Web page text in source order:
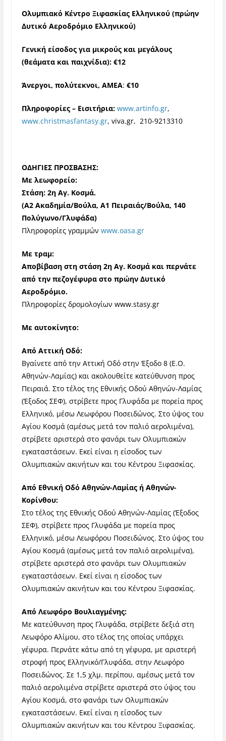
Ολυμπιακό Κέντρο Ξιφασκίας Ελληνικού (πρώην
Δυτικό Αεροδρόμιο Ελληνικού)
Γενική είσοδος για μικρούς και μεγάλους
(θεάματα και παιχνίδια): €12
Άνεργοι, πολύτεκνοι, ΑΜΕΑ: €10
Πληροφορίες – Εισιτήρια: www.artinfo.gr,
www.christmasfantasy.gr, viva.gr, 210-9213310
ΟΔΗΓΙΕΣ ΠΡΟΣΒΑΣΗΣ:
Με λεωφορείο:
Στάση: 2η Αγ. Κοσμά.
(Α2 Ακαδημία/Βούλα, A1 Πειραιάς/Βούλα, 140
Πολύγωνο/Γλυφάδα)
Πληροφορίες γραμμών www.oasa.gr
Με τραμ:
Αποβίβαση στη στάση 2η Αγ. Κοσμά και περνάτε
από την πεζογέφυρα στο πρώην Δυτικό
Αεροδρόμιο.
Πληροφορίες δρομολογίων www.stasy.gr
Με αυτοκίνητο:
Από Αττική Οδό:
Βγαίνετε από την Αττική Οδό στην Έξοδο 8 (E.O.
Αθηνών-Λαμίας) και ακολουθείτε κατεύθυνση προς
Πειραιά. Στο τέλος της Εθνικής Οδού Αθηνών-Λαμίας
(Έξοδος ΣΕΦ), στρίβετε προς Γλυφάδα με πορεία προς
Ελληνικό, μέσω Λεωφόρου Ποσειδώνος. Στο ύψος του
Αγίου Κοσμά (αμέσως μετά τον παλιό αερολιμένα),
στρίβετε αριστερά στο φανάρι των Ολυμπιακών
εγκαταστάσεων. Εκεί είναι η είσοδος των
Ολυμπιακών ακινήτων και του Κέντρου Ξιφασκίας.
Από Εθνική Οδό Αθηνών-Λαμίας ή Αθηνών-
Κορίνθου:
Στο τέλος της Εθνικής Οδού Αθηνών-Λαμίας (Έξοδος
ΣΕΦ), στρίβετε προς Γλυφάδα με πορεία προς
Ελληνικό, μέσω Λεωφόρου Ποσειδώνος. Στο ύψος του
Αγίου Κοσμά (αμέσως μετά τον παλιό αερολιμένα),
στρίβετε αριστερά στο φανάρι των Ολυμπιακών
εγκαταστάσεων. Εκεί είναι η είσοδος των
Ολυμπιακών ακινήτων και του Κέντρου Ξιφασκίας.
Από Λεωφόρο Βουλιαγμένης:
Με κατεύθυνση προς Γλυφάδα, στρίβετε δεξιά στη
Λεωφόρο Αλίμου, στο τέλος της οποίας υπάρχει
γέφυρα. Περνάτε κάτω από τη γέφυρα, με αριστερή
στροφή προς Ελληνικό/Γλυφάδα, στην Λεωφόρο
Ποσειδώνος. Σε 1,5 χλμ. περίπου, αμέσως μετά τον
παλιό αερολιμένα στρίβετε αριστερά στο ύψος του
Αγίου Κοσμά, στο φανάρι των Ολυμπιακών
εγκαταστάσεων. Εκεί είναι η είσοδος των
Ολυμπιακών ακινήτων και του Κέντρου Ξιφασκίας.